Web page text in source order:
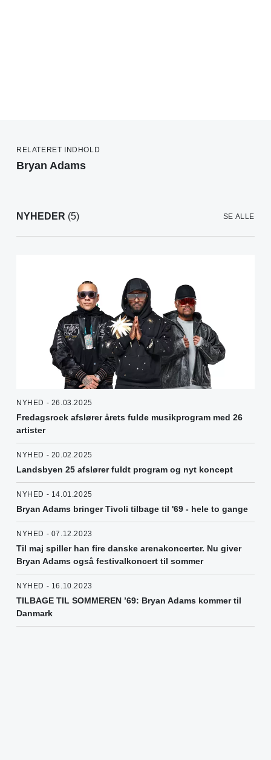
RELATERET INDHOLD
Bryan Adams
NYHEDER (5) SE ALLE
NYHED - 26.03.2025
Fredagsrock afslører årets fulde musikprogram med 26
artister
NYHED - 20.02.2025
Landsbyen 25 afslører fuldt program og nyt koncept
NYHED - 14.01.2025
Bryan Adams bringer Tivoli tilbage til '69 - hele to gange
NYHED - 07.12.2023
Til maj spiller han fire danske arenakoncerter. Nu giver
Bryan Adams også festivalkoncert til sommer
NYHED - 16.10.2023
TILBAGE TIL SOMMEREN ’69: Bryan Adams kommer til
Danmark